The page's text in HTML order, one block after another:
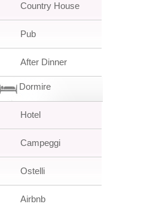
Country House
Pub
After Dinner
Dormire
Hotel
Campeggi
Ostelli
Airbnb